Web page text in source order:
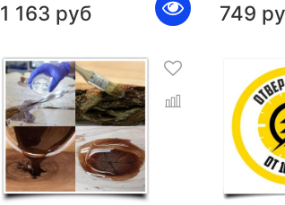
1 163 руб 749